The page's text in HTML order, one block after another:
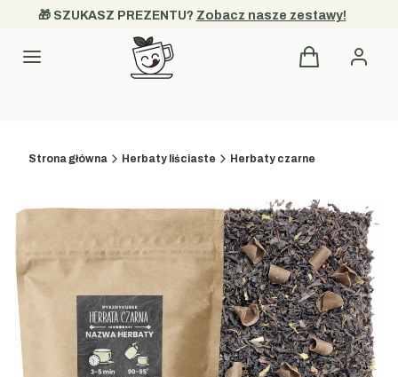
🎁 SZUKASZ PREZENTU? Zobacz nasze zestawy!
Menu Produkty w
Strona główna Herbaty liściaste Herbaty czarne